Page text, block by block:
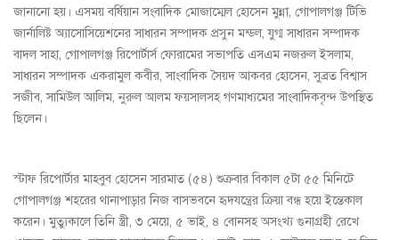
জানানো হয়। এসময় বর্ষিয়ান সংবাদিক মোজাম্মেল হোসেন মুন্না, গোপালগঞ্জ টিভি
জার্নালিষ্ট অ্যাসোসিয়েশনের সাধারন সম্পাদক প্রসুন মন্ডল, যুগ্ম সাধারন সম্পাদক
বাদল সাহা, গোপালগঞ্জ রিপোর্টার্স ফোরামের সভাপতি এসএম নজরুল ইসলাম,
সাধারন সম্পাদক একরামুল কবীর, সাংবাদিক সৈয়দ আকবর হোসেন, সুব্রত বিশ্বাস
সজীব, সামিউল আলিম, নুরুল আলম ফয়সালসহ গণমাধ্যমের সাংবাদিকবৃন্দ উপস্থিত
ছিলেন।
স্টাফ রিপোর্টার মাহবুব হোসেন সারমাত (৫৪) শুক্রবার বিকাল ৫টা ৫৫ মিনিটে
গোপালগঞ্জ শহরের থানাপাড়ার নিজ বাসভবনে হৃদযন্ত্রের ক্রিয়া বন্ধ হয়ে ইন্তেকাল
করেন। মুত্যুকালে তিনি স্ত্রী, ৩ মেয়ে, ৫ ভাই, ৪ বোনসহ অসংখ্য গুনাগ্রহী রেখে